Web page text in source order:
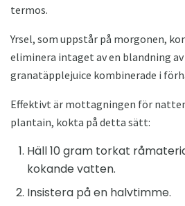
termos.
Yrsel, som uppstår på morgonen,
eliminera intaget av en blandning
granatäpplejuice kombinerade i
Effektivt är mottagningen för
plantain, kokta på detta sätt:
Häll 10 gram torkat
kokande vatten.
Insistera på en halvtimme.